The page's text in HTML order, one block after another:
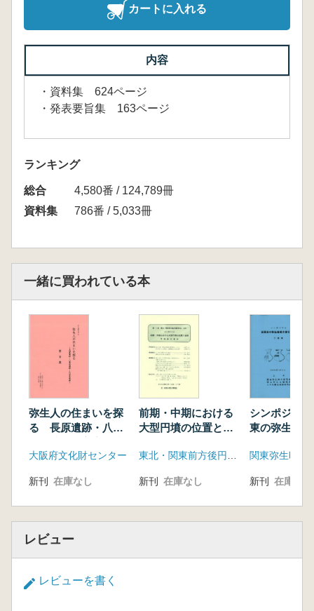
カートに入れる
内容
・資料集 624ページ
・発表要旨集 163ページ
ランキング
総合
4,580番 / 124,789冊
資料集
786番 / 5,033冊
一緒に買われている本
弥生人の住まいを探
る 長原遺跡・八尾
大阪府文化財センター
新刊 在庫なし
前期・中期における
大型円墳の位置と意
東北・関東前方後円墳研究会
新刊 在庫なし
シンポジウ
東の弥生後
新刊 在庫なし
レビュー
レビューを書く